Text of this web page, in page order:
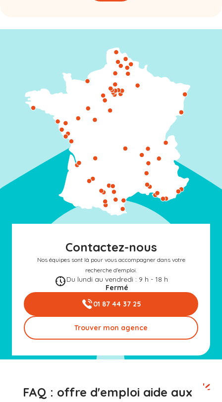
Contactez-nous
Nos équipes sont là pour vous accompagner dans votre
recherche d'emploi.
Du lundi au vendredi : 9 h - 18 h
Fermé
01 87 44 37 25
Trouver mon agence
FAQ : offre d'emploi aide aux